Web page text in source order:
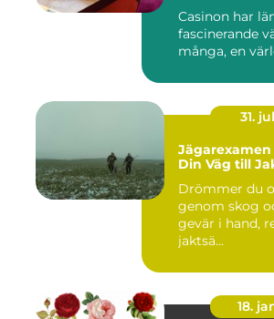
Casinon har
fascinerande
många, en
31. jul
Din Väg till
Drömmer du
genom skog
gevär i hand,
jaktsä...
18.